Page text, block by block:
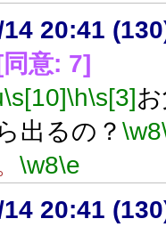
20:41
意: 7]
\s[10]\h\s[3]
出るの？ \w8
\w8\e
20:41